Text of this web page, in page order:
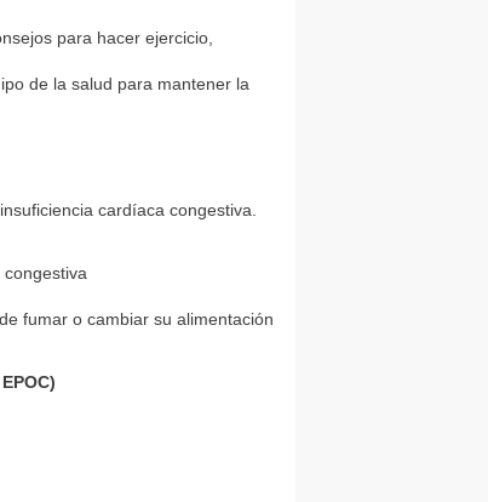
para hacer ejercicio,
de la salud para mantener la
cardíaca congestiva.
fumar o cambiar su alimentación